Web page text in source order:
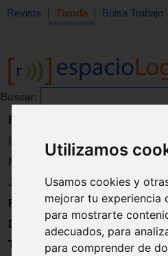
Utilizamos
Usamos cookies y
mejorar tu experiencia
para mostrarte
adecuados, para
para comprender de
Revista Tienda Bolsa Trabajo
Buscar:
Revista
Libros
Material
Juguetes
Formación
Directorio
Trabajo